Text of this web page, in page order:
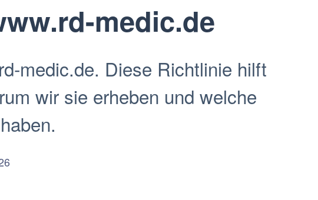
medic.de
medic.de. Diese Richtlinie hilft
wir sie erheben und welche